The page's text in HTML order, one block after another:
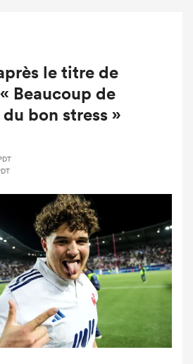
le titre de
Beaucoup de
bon stress »